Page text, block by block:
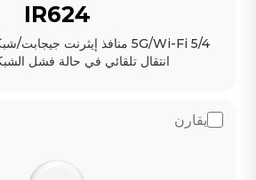
IR624
انتقال تلقائي في حالة فشل
يقارن